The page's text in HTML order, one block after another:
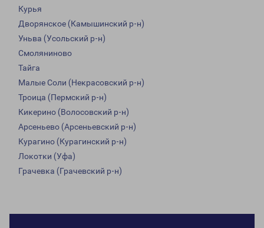
Курья
Дворянское (Камышинский р-н)
Уньва (Усольский р-н)
Смоляниново
Тайга
Малые Соли (Некрасовский р-н)
Троица (Пермский р-н)
Кикерино (Волосовский р-н)
Арсеньево (Арсеньевский р-н)
Курагино (Курагинский р-н)
Локотки (Уфа)
Грачевка (Грачевский р-н)